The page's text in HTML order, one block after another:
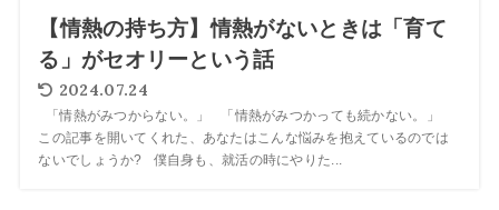
【情熱の持ち方】情熱がないときは「育て
る」がセオリーという話
2024.07.24
「情熱がみつからない。」 「情熱がみつかっても続かない。」
この記事を開いてくれた、あなたはこんな悩みを抱えているのでは
ないでしょうか? 僕自身も、就活の時にやりた...